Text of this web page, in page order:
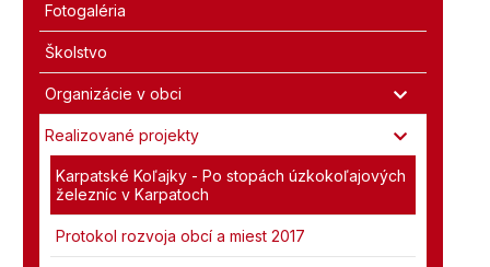
Fotogaléria
Školstvo
Organizácie v obci
Realizované projekty
Karpatské Koľajky - Po stopách úzkokoľajových
železníc v Karpatoch
Protokol rozvoja obcí a miest 2017